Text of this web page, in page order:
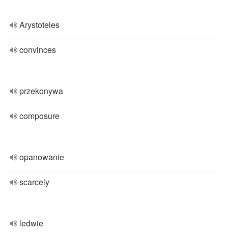
Arystoteles
convinces
przekonywa
composure
opanowanie
scarcely
ledwie